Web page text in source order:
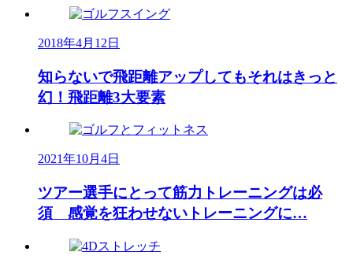
2018年4月12日
知らないで飛距離アップしてもそれはきっと
幻！飛距離3大要素
2021年10月4日
ツアー選手にとって筋力トレーニングは必
須 感覚を狂わせないトレーニングに…